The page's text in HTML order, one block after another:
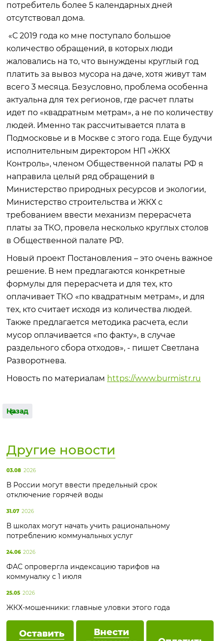
потребитель более 5 календарных дней
отсутствовал дома.
«С 2019 года ко мне поступало большое
количество обращений, в которых люди
жаловались на то, что вынуждены круглый год
платить за вывоз мусора на даче, хотя живут там
всего 3 месяца. Безусловно, проблема особенна
актуальна для тех регионов, где расчет платы
идет по «квадратным метрам», а не по количеству
людей. Именно так рассчитывается плата в
Подмосковье и в Москве с этого года. Еще будучи
исполнительным директором НП «ЖКХ
Контроль», членом Общественной палаты РФ я
направила целый ряд обращений в
Министерство природных ресурсов и экологии,
Министерство строительства и ЖКХ с
требованием ввести механизм перерасчета
платы за ТКО, провела несколько круглых столов
в Общественной палате РФ.
Новый проект Постановления – это очень важное
решение. В нем предлагаются конкретные
формулы для перерасчета и для тех, кто
оплачивает ТКО «по квадратным метрам», и для
тех, кто считает исходя из количества людей.
Также предлагается методика расчета, если
мусор оплачивается «по факту», в случае
раздельного сбора отходов», - пишет Светлана
Разворотнева.
Новость по материалам https://www.burmistr.ru
Назад
Оставить
Внести
Другие новости
03.08 2026
В России могут ввести предельный срок
отключение горячей воды
31.07 2026
В школах могут начать учить рациональному
потреблению коммунальных услуг
24.06 2026
ФАС опровергла индексацию тарифов на
коммуналку с 1 июля
25.05 2026
ЖКХ-мошенники: главные уловки этого года